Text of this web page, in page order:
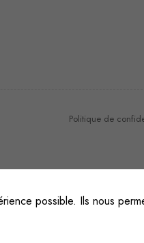
Politique de
possible. Ils nous